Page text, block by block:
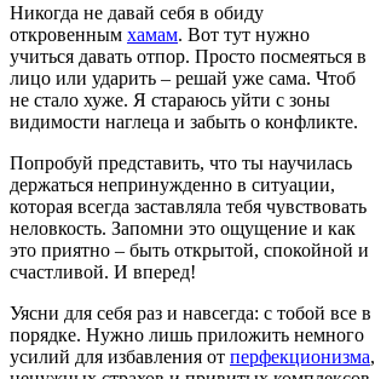
Никогда не давай себя в обиду
откровенным хамам. Вот тут нужно
учиться давать отпор. Просто посмеяться в
лицо или ударить – решай уже сама. Чтоб
не стало хуже. Я стараюсь уйти с зоны
видимости наглеца и забыть о конфликте.
Попробуй представить, что ты научилась
держаться непринужденно в ситуации,
которая всегда заставляла тебя чувствовать
неловкость. Запомни это ощущение и как
это приятно – быть открытой, спокойной и
счастливой. И вперед!
Уясни для себя раз и навсегда: с тобой все в
порядке. Нужно лишь приложить немного
усилий для избавления от перфекционизма,